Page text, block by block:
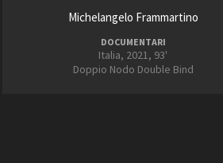
Michelangelo Frammartino
DOCUMENTARI
Italia, 2021, 93'
Doppio Nodo Double Bind